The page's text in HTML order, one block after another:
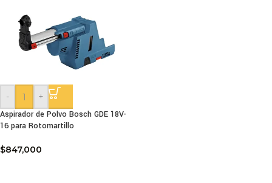
-
+
Aspirador de Polvo Bosch GDE 18V-
16 para Rotomartillo
$847,000